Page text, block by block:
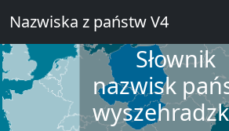
Nazwiska z państw V4
Słownik
nazwisk